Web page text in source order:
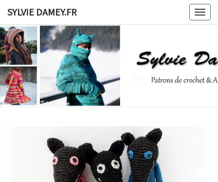
content
SYLVIE DAMEY.FR
SYLVIE
De
Crochet
Ateliers